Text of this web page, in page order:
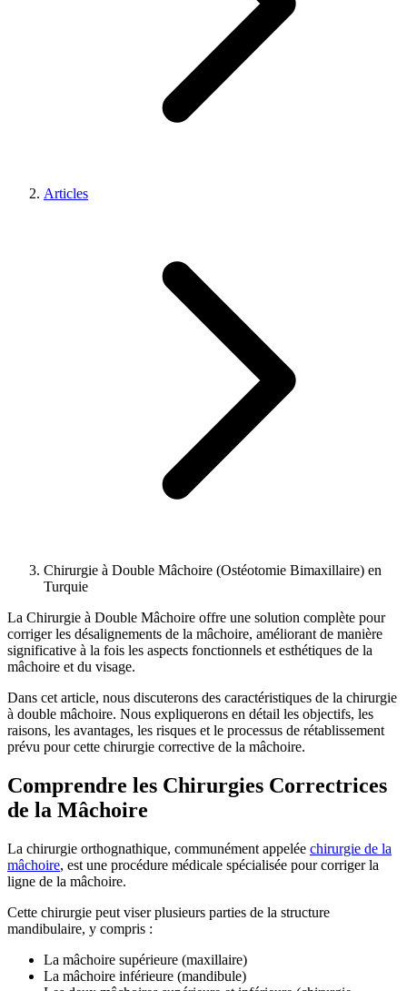
Articles
Chirurgie à Double Mâchoire (Ostéotomie Bimaxillaire) en
Turquie
La Chirurgie à Double Mâchoire offre une solution complète pour
corriger les désalignements de la mâchoire, améliorant de manière
significative à la fois les aspects fonctionnels et esthétiques de la
mâchoire et du visage.
Dans cet article, nous discuterons des caractéristiques de la chirurgie
à double mâchoire. Nous expliquerons en détail les objectifs, les
raisons, les avantages, les risques et le processus de rétablissement
prévu pour cette chirurgie corrective de la mâchoire.
Comprendre les Chirurgies Correctrices
de la Mâchoire
La chirurgie orthognathique, communément appelée chirurgie de la
mâchoire, est une procédure médicale spécialisée pour corriger la
ligne de la mâchoire.
Cette chirurgie peut viser plusieurs parties de la structure
mandibulaire, y compris :
La mâchoire supérieure (maxillaire)
La mâchoire inférieure (mandibule)